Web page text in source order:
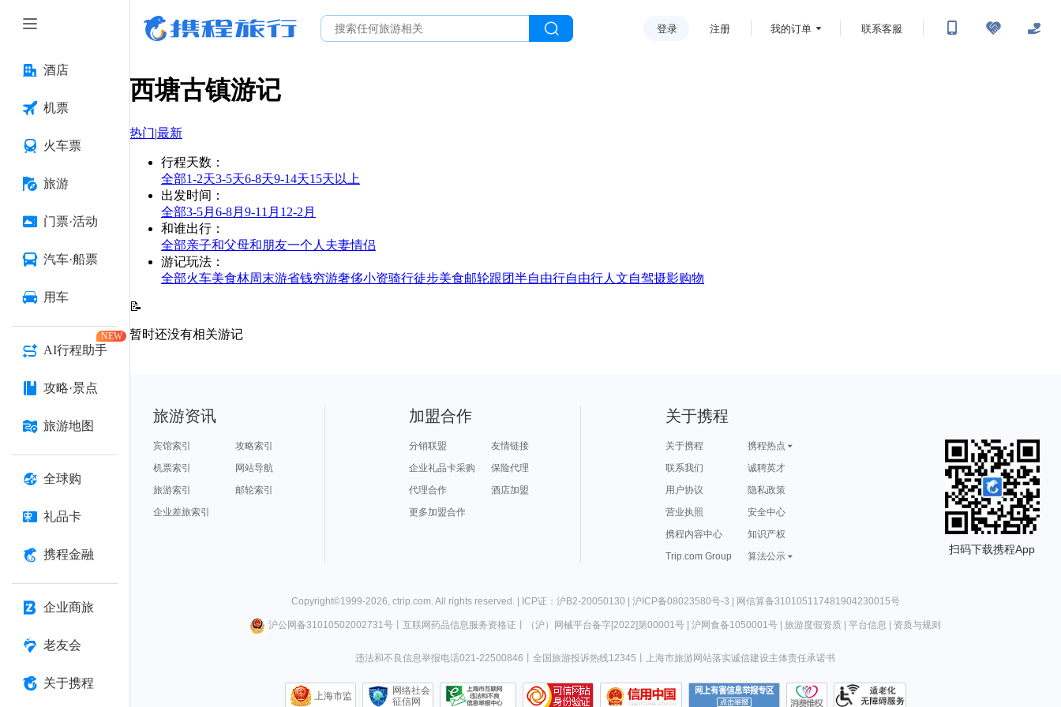
酒店
机票
火车票
旅游
门票·活动
汽车·船票
用车
AI行程助手
NEW
攻略·景点
旅游地图
全球购
礼品卡
携程金融
企业商旅
老友会
关于携程
登录 注册 我的订单 联系客服
西塘古镇游记
热门|最新
行程天数 ：
全部1-2天3-5天6-8天9-14天15天以上
出发时间 ：
全部3-5月 6-8月 9-11月 12-2月
和谁出行 ：
全部亲子和父母和朋友一个人 夫妻情侣
游记玩法 ：
全部火车美食林周末游省钱穷游奢侈小资骑行徒步美食邮轮跟团半自由行自由行人文自驾摄影购物
📝
暂时还没有相关游记
旅游资讯
宾馆索引
攻略索引
机票索引
网站导航
旅游索引
邮轮索引
企业差旅索引
加盟合作
分销联盟
友情链接
企业礼品卡采购
保险代理
代理合作
酒店加盟
更多加盟合作
关于携程
关于携程
携程热点
联系我们
诚聘英才
用户协议
隐私政策
营业执照
安全中心
携程内容中心
知识产权
Trip.com Group
算法公示
扫码下载携程App
Copyright©1999-2026, ctrip.com. All rights reserved. | ICP证：沪B2-20050130 | 沪ICP备08023580号-3 | 网信算备310105117481904230015号
沪公网备31010502002731号丨 互联网药品信息服务资格证 （沪）网械平台备字[2022]第00001号| 沪网食备1050001号| 旅游度假资质| 平台信息 资质与规则
违法和不良信息举报电话021-22500846 全国旅游投诉热线12345 上海市旅游网站落实诚信建设主体责任承诺书
上海市监
网络社会
征信网